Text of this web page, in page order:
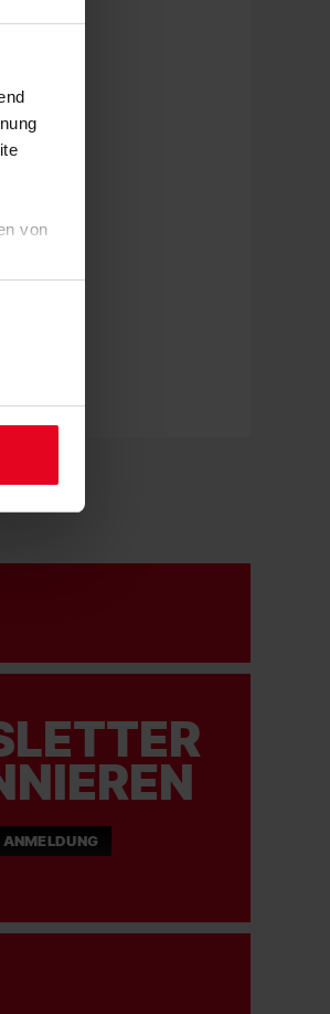
von
ANMELDUNG